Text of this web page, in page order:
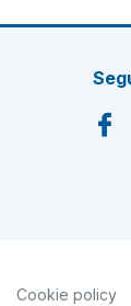
Cookie policy